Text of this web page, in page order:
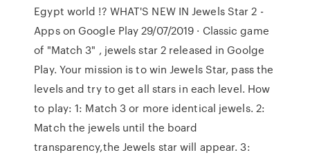
Egypt world !? WHAT'S NEW IN Jewels Star 2 -
Apps on Google Play 29/07/2019 · Classic game
of "Match 3" , jewels star 2 released in Goolge
Play. Your mission is to win Jewels Star, pass the
levels and try to get all stars in each level. How
to play: 1: Match 3 or more identical jewels. 2:
Match the jewels until the board
transparency,the Jewels star will appear. 3: